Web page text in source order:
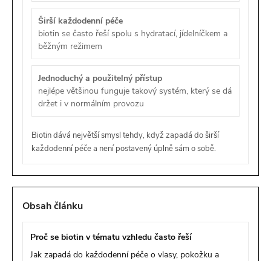
Širší každodenní péče
biotin se často řeší spolu s hydratací, jídelníčkem a
běžným režimem
Jednoduchý a použitelný přístup
nejlépe většinou funguje takový systém, který se dá
držet i v normálním provozu
Biotin dává největší smysl tehdy, když zapadá do širší
každodenní péče a není postavený úplně sám o sobě.
Obsah článku
Proč se biotin v tématu vzhledu často řeší
Jak zapadá do každodenní péče o vlasy, pokožku a